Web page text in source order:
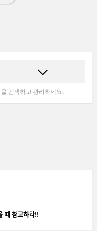
검색하고 관리하세요.
때 참고하라‼️